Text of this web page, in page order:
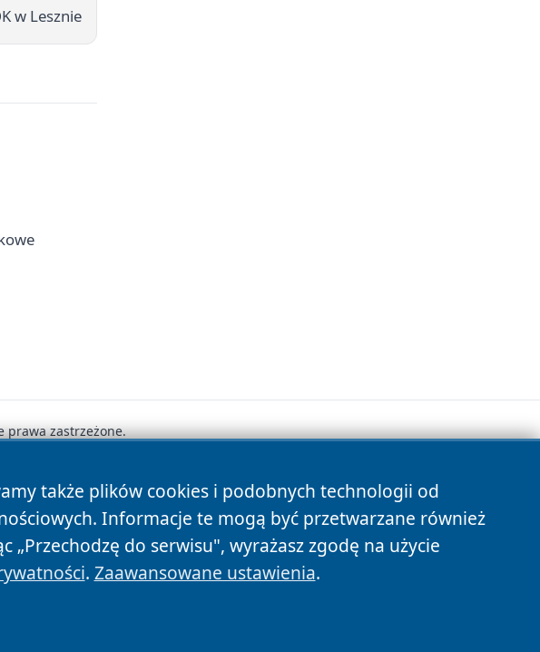
w Lesznie
także plików cookies i podobnych technologii od
Informacje te mogą być przetwarzane również
do serwisu", wyrażasz zgodę na użycie
. Zaawansowane ustawienia.
prawa zastrzeżone.
Polityka Cookies